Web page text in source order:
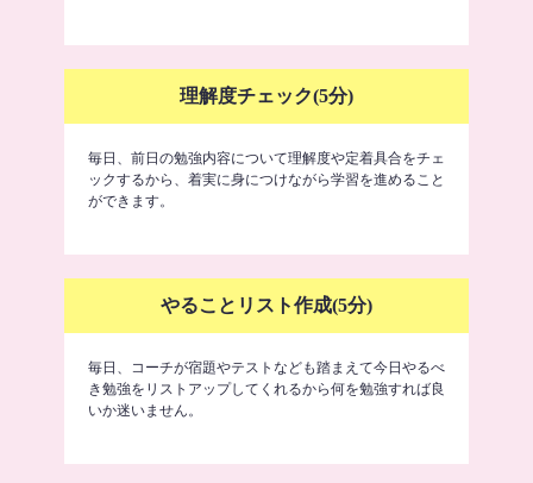
理解度チェック(5分)
毎日、前日の勉強内容について理解度や定着具合をチェ
ックするから、着実に身につけながら学習を進めること
ができます。
やることリスト作成(5分)
毎日、コーチが宿題やテストなども踏まえて今日やるべ
き勉強をリストアップしてくれるから何を勉強すれば良
いか迷いません。